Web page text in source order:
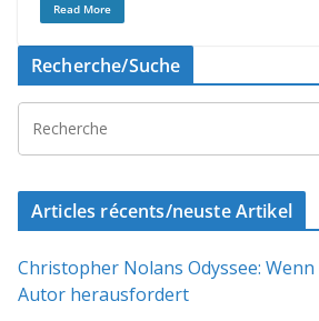
Read More
Recherche/Suche
Articles récents/neuste Artikel
Christopher Nolans Odyssee: Wenn
Autor herausfordert